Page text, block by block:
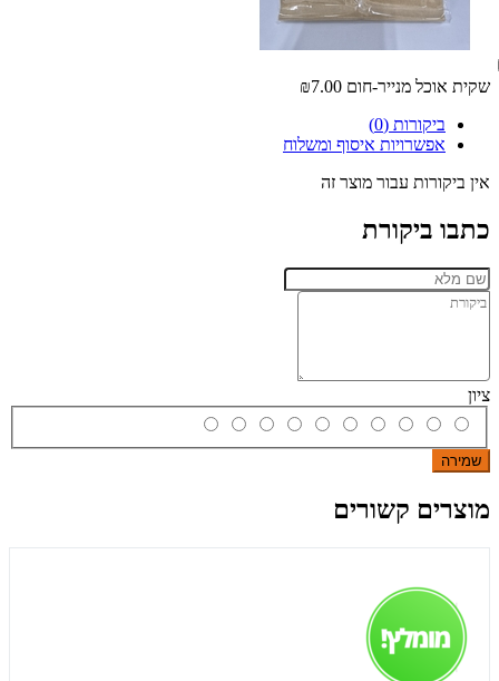
שקית אוכל מנייר-חום ₪7.00
ביקורות (0)
אפשרויות איסוף ומשלוח
אין ביקורות עבור מוצר זה
כתבו ביקורת
ציון
שמירה
מוצרים קשורים